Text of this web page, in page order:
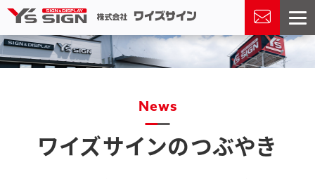
news
ワイズサインのつぶやき